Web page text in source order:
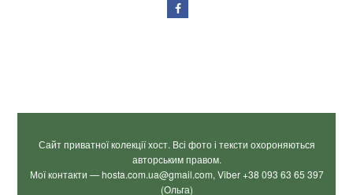
Сайт приватної колекції хост. Всі фото і тексти охороняються
авторським правом.
Мої контакти — hosta.com.ua@gmail.com, Viber +38 093 63 65 397
(Ольга)